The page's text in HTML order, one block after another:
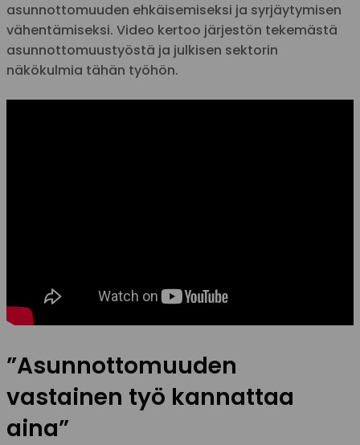
asunnottomuuden ehkäisemiseksi ja syrjäytymisen
vähentämiseksi. Video kertoo järjestön tekemästä
asunnottomuustyöstä ja julkisen sektorin
näkökulmia tähän työhön.
”Asunnottomuuden
vastainen työ kannattaa
aina”